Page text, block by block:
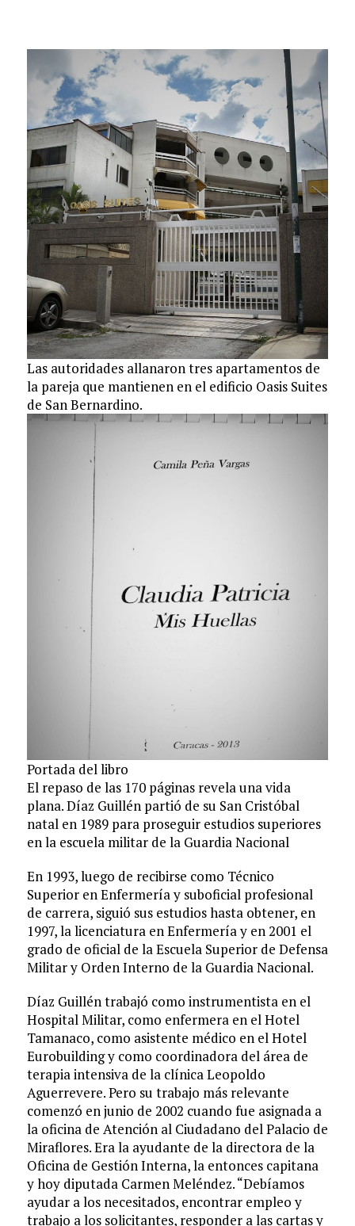
Las autoridades allanaron tres apartamentos de
la pareja que mantienen en el edificio Oasis Suites
de San Bernardino.
Portada del libro
El repaso de las 170 páginas revela una vida
plana. Díaz Guillén partió de su San Cristóbal
natal en 1989 para proseguir estudios superiores
en la escuela militar de la Guardia Nacional
En 1993, luego de recibirse como Técnico
Superior en Enfermería y suboficial profesional
de carrera, siguió sus estudios hasta obtener, en
1997, la licenciatura en Enfermería y en 2001 el
grado de oficial de la Escuela Superior de Defensa
Militar y Orden Interno de la Guardia Nacional.
Díaz Guillén trabajó como instrumentista en el
Hospital Militar, como enfermera en el Hotel
Tamanaco, como asistente médico en el Hotel
Eurobuilding y como coordinadora del área de
terapia intensiva de la clínica Leopoldo
Aguerrevere. Pero su trabajo más relevante
comenzó en junio de 2002 cuando fue asignada a
la oficina de Atención al Ciudadano del Palacio de
Miraflores. Era la ayudante de la directora de la
Oficina de Gestión Interna, la entonces capitana
y hoy diputada Carmen Meléndez. “Debíamos
ayudar a los necesitados, encontrar empleo y
trabajo a los solicitantes, responder a las cartas y